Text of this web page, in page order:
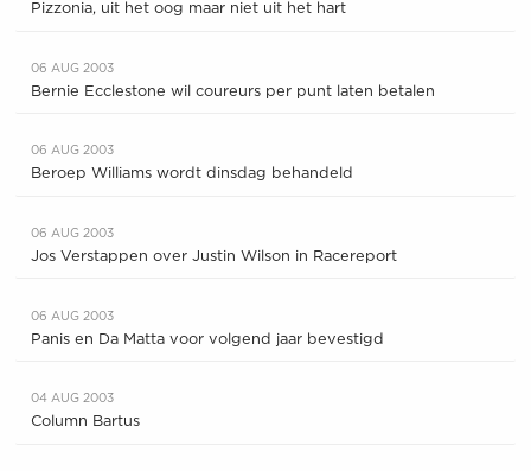
Pizzonia, uit het oog maar niet uit het hart
06 AUG 2003
Bernie Ecclestone wil coureurs per punt laten betalen
06 AUG 2003
Beroep Williams wordt dinsdag behandeld
06 AUG 2003
Jos Verstappen over Justin Wilson in Racereport
06 AUG 2003
Panis en Da Matta voor volgend jaar bevestigd
04 AUG 2003
Column Bartus